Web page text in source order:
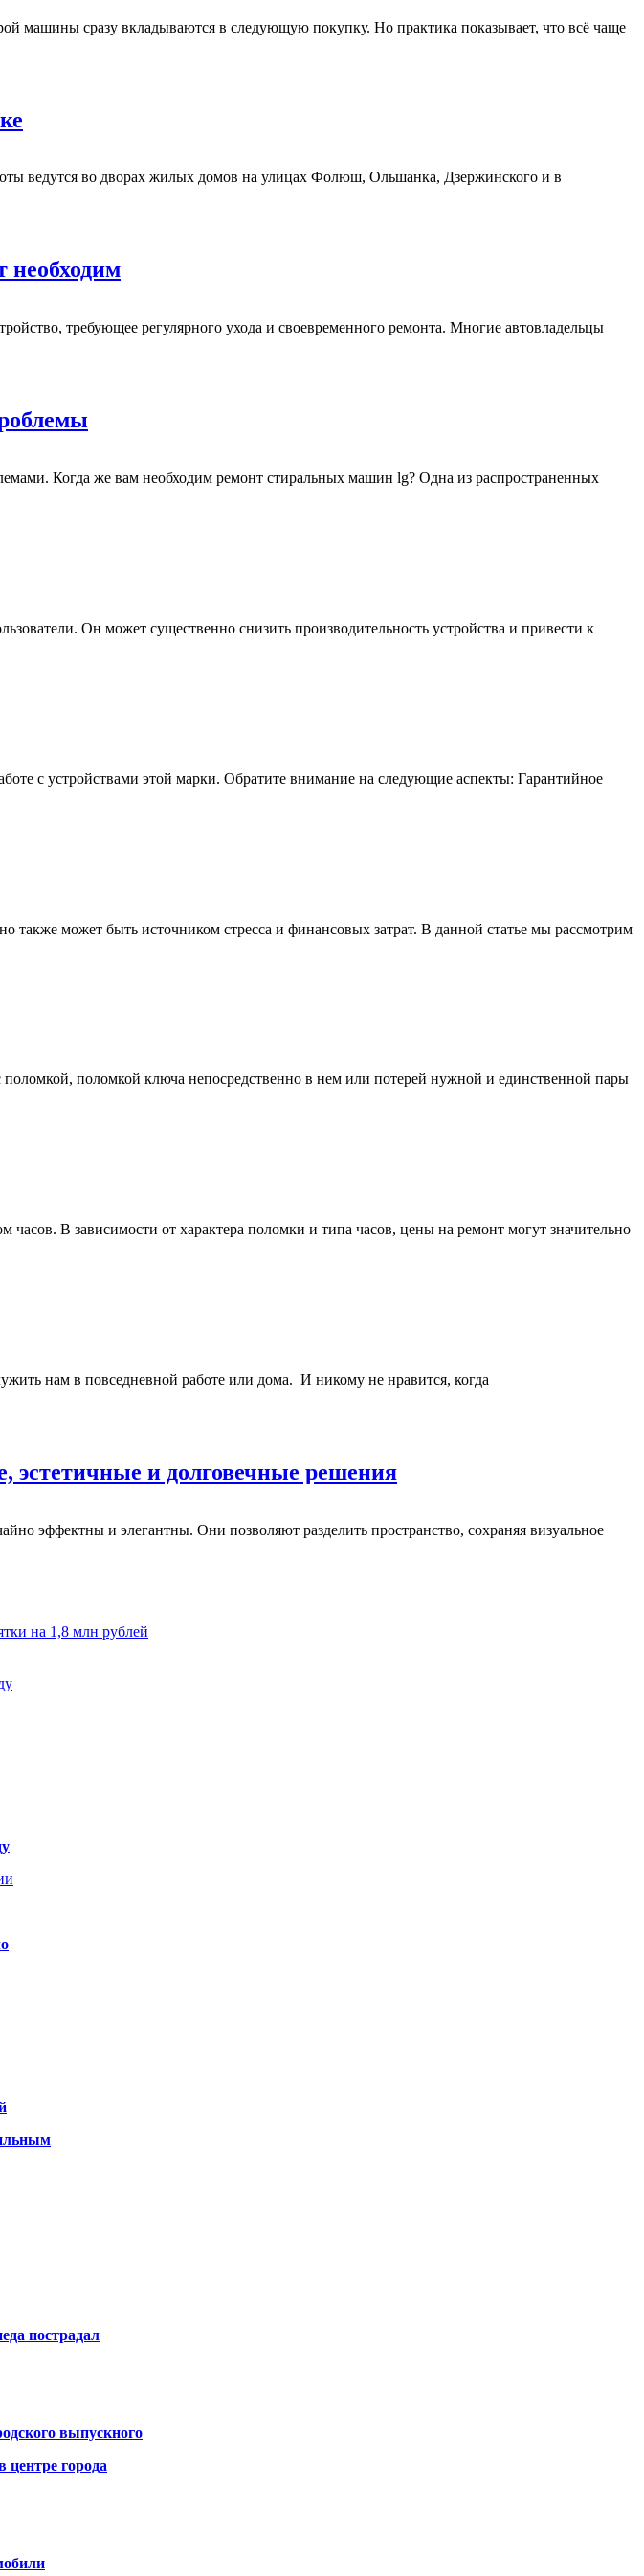
машины сразу вкладываются в следующую покупку. Но практика показывает, что всё чаще
ведутся во дворах жилых домов на улицах Фолюш, Ольшанка, Дзержинского и в
необходим
требующее регулярного ухода и своевременного ремонта. Многие автовладельцы
Когда же вам необходим ремонт стиральных машин lg? Одна из распространенных
Он может существенно снизить производительность устройства и привести к
с устройствами этой марки. Обратите внимание на следующие аспекты: Гарантийное
также может быть источником стресса и финансовых затрат. В данной статье мы рассмотрим
поломкой ключа непосредственно в нем или потерей нужной и единственной пары
В зависимости от характера поломки и типа часов, цены на ремонт могут значительно
нам в повседневной работе или дома. И никому не нравится, когда
эстетичные и долговечные решения
эффектны и элегантны. Они позволяют разделить пространство, сохраняя визуальное
на 1,8 млн рублей
пострадал
выпускного
центре города